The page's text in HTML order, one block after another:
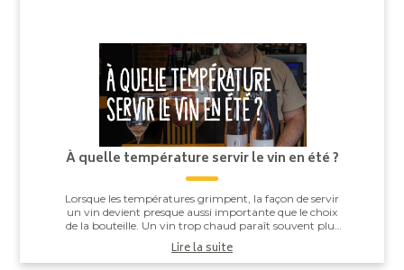
À quelle température servir le vin en été ?
Lorsque les températures grimpent, la façon de servir
un vin devient presque aussi importante que le choix
de la bouteille. Un vin trop chaud paraît souvent plus
Lire la suite